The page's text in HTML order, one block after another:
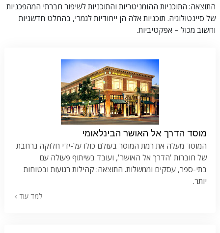
התוצאה: התוכניות ההומניטריות והתוכניות לשיפור חברתי המהפכניות
של סיינטולוגיה. תוכניות אלה הן ייחודיות לגמרי, בהחלט חדשניות
וחשוב מכול – אפקטיביות.
מוסד הדרך אל האושר הבינלאומי
המוסד מעלה את רמת המוסר בעולם כולו על-ידי חלוקה נרחבת
של חוברות 'הדרך אל האושר', ועובד בשיתוף פעולה עם
בתי-ספר, עסקים וממשלות. התוצאה: קהילות רגועות ובטוחות
יותר.
למד עוד